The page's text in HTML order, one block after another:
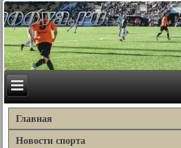
Главная
Новости спорта